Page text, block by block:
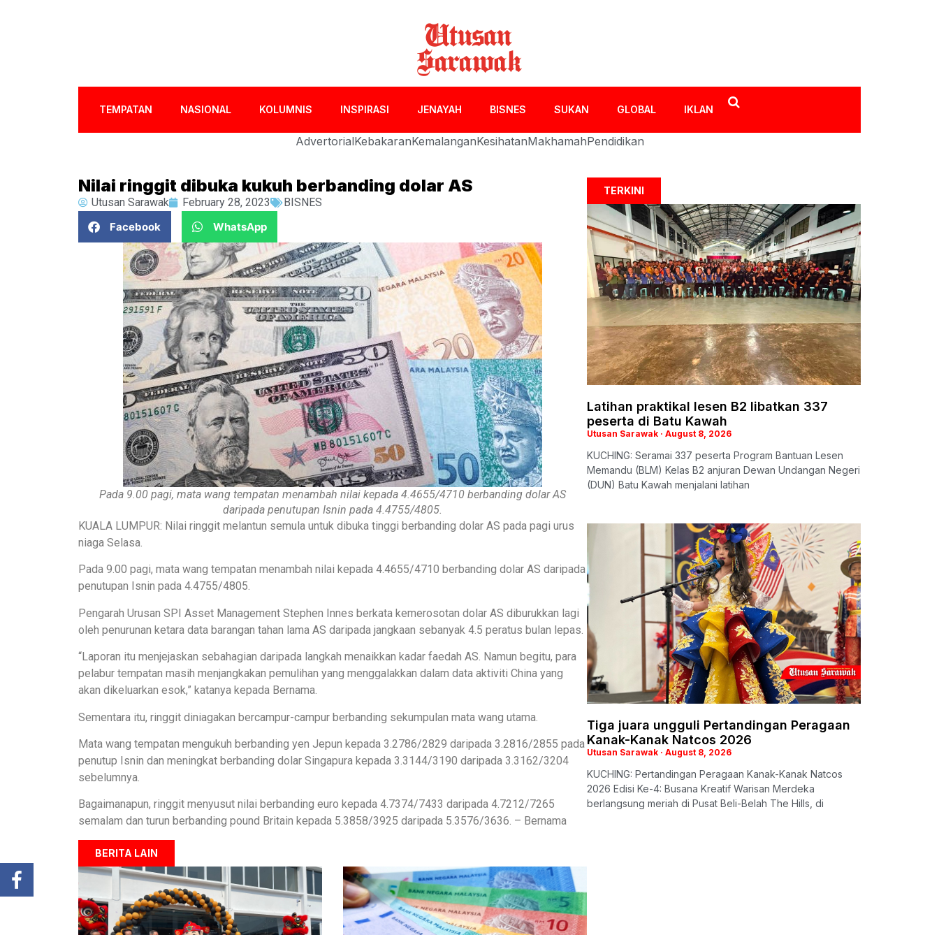
TEMPATAN NASIONAL KOLUMNIS INSPIRASI JENAYAH BISNES SUKAN GLOBAL IKLAN
AdvertorialKebakaranKemalanganKesihatanMakhamahPendidikan
Nilai ringgit dibuka kukuh berbanding dolar AS
Utusan Sarawak February 28, 2023
BISNES
Facebook
WhatsApp
Pada 9.00 pagi, mata wang tempatan menambah nilai kepada 4.4655/4710 berbanding dolar AS
daripada penutupan Isnin pada 4.4755/4805.
KUALA LUMPUR: Nilai ringgit melantun semula untuk dibuka tinggi berbanding dolar AS pada pagi urus
niaga Selasa.
Pada 9.00 pagi, mata wang tempatan menambah nilai kepada 4.4655/4710 berbanding dolar AS daripada
penutupan Isnin pada 4.4755/4805.
Pengarah Urusan SPI Asset Management Stephen Innes berkata kemerosotan dolar AS diburukkan lagi
oleh penurunan ketara data barangan tahan lama AS daripada jangkaan sebanyak 4.5 peratus bulan lepas.
“Laporan itu menjejaskan sebahagian daripada langkah menaikkan kadar faedah AS. Namun begitu, para
pelabur tempatan masih menjangkakan pemulihan yang menggalakkan dalam data aktiviti China yang
akan dikeluarkan esok,” katanya kepada Bernama.
Sementara itu, ringgit diniagakan bercampur-campur berbanding sekumpulan mata wang utama.
Mata wang tempatan mengukuh berbanding yen Jepun kepada 3.2786/2829 daripada 3.2816/2855 pada
penutup Isnin dan meningkat berbanding dolar Singapura kepada 3.3144/3190 daripada 3.3162/3204
sebelumnya.
Bagaimanapun, ringgit menyusut nilai berbanding euro kepada 4.7374/7433 daripada 4.7212/7265
semalam dan turun berbanding pound Britain kepada 5.3858/3925 daripada 5.3576/3636. – Bernama
BERITA LAIN
TERKINI
Latihan praktikal lesen B2 libatkan 337
peserta di Batu Kawah
Utusan Sarawak August 8, 2026
KUCHING: Seramai 337 peserta Program Bantuan Lesen
Memandu (BLM) Kelas B2 anjuran Dewan Undangan Negeri
(DUN) Batu Kawah menjalani latihan
Tiga juara ungguli Pertandingan Peragaan
Kanak-Kanak Natcos 2026
Utusan Sarawak August 8, 2026
KUCHING: Pertandingan Peragaan Kanak-Kanak Natcos
2026 Edisi Ke-4: Busana Kreatif Warisan Merdeka
berlangsung meriah di Pusat Beli-Belah The Hills, di